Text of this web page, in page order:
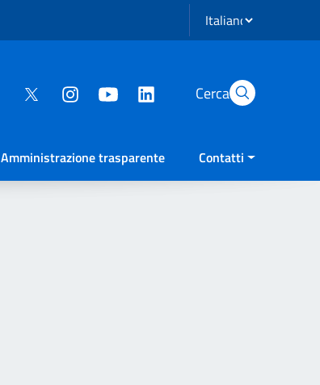
Seleziona lingua
Cerca
Amministrazione trasparente Contatti